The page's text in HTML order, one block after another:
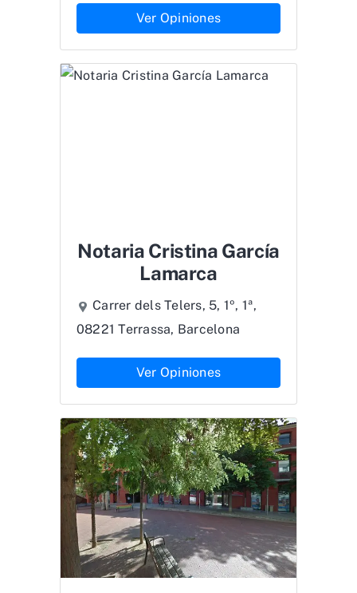
Ver Opiniones
Notaria Cristina García
Lamarca
Carrer dels Telers, 5, 1º, 1ª,
08221 Terrassa, Barcelona
Ver Opiniones